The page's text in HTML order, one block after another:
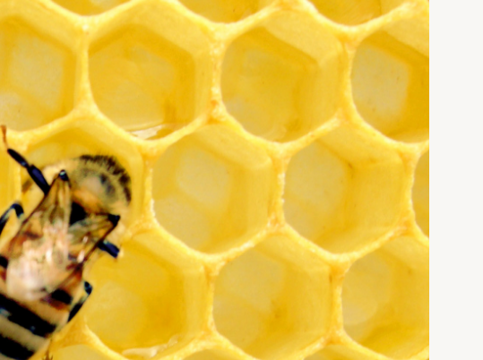
og
skadegjørere
Presse
Vedtekter
Bladet Birøkteren
Foredrag og utadrettet virksomhet
Norges Birøkterlags standpunkt